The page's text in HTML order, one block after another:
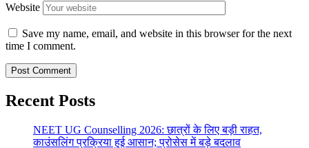
Website
Save my name, email, and website in this browser for the next
time I comment.
Recent Posts
NEET UG Counselling 2026: छात्रों के लिए बड़ी राहत,
काउंसलिंग प्रक्रिया हुई आसान; प्रोसेस में बड़े बदलाव